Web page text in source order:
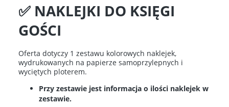
✅ NAKLEJKI DO KSIĘGI
GOŚCI
Oferta dotyczy 1 zestawu kolorowych naklejek,
wydrukowanych na papierze samoprzylepnych i
wyciętych ploterem.
Przy zestawie jest informacja o ilości naklejek w
zestawie.